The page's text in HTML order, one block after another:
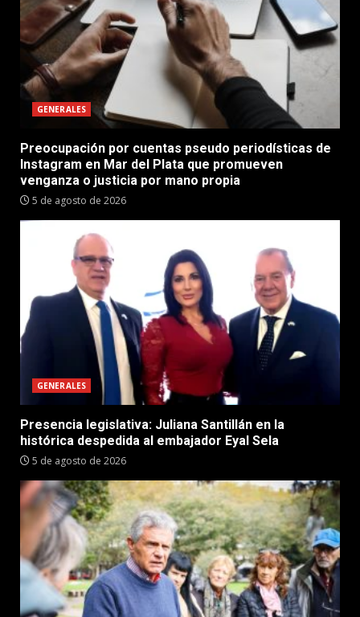
GENERALES
Preocupación por cuentas pseudo periodísticas de
Instagram en Mar del Plata que promueven
venganza o justicia por mano propia
5 de agosto de 2026
GENERALES
Presencia legislativa: Juliana Santillán en la
histórica despedida al embajador Eyal Sela
5 de agosto de 2026